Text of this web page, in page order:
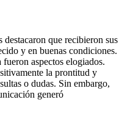
destacaron que recibieron sus
y en buenas condiciones.
aspectos elogiados.
la prontitud y
o dudas. Sin embargo,
generó